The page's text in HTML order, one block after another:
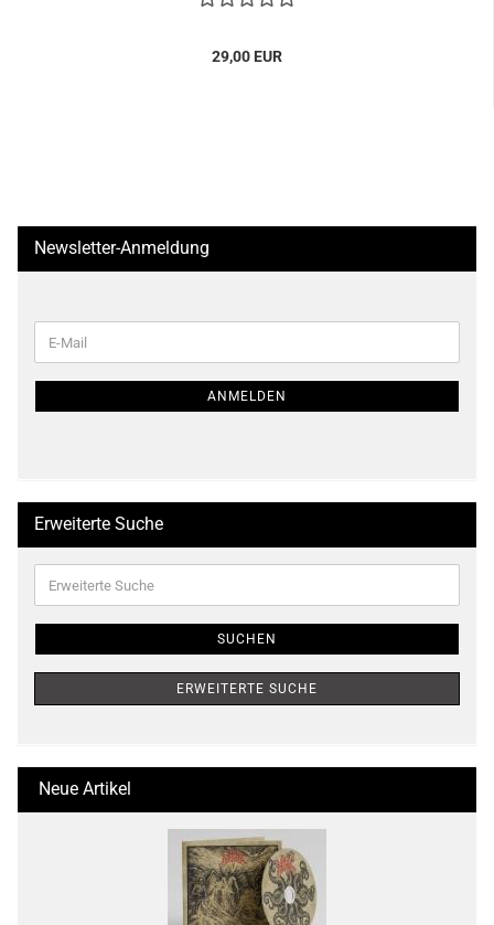
29,00 EUR
Newsletter-Anmeldung
ZUR
E-
Mail
ANMELDEN
Erweiterte Suche
Suche
SUCHEN
ERWEITERTE SUCHE
Neue Artikel